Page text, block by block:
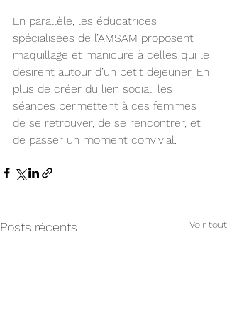
En parallèle, les éducatrices
spécialisées de l’AMSAM proposent
maquillage et manicure à celles qui le
désirent autour d’un petit déjeuner. En
plus de créer du lien social, les
séances permettent à ces femmes
de se retrouver, de se rencontrer, et
de passer un moment convivial.
Posts récents Voir tout